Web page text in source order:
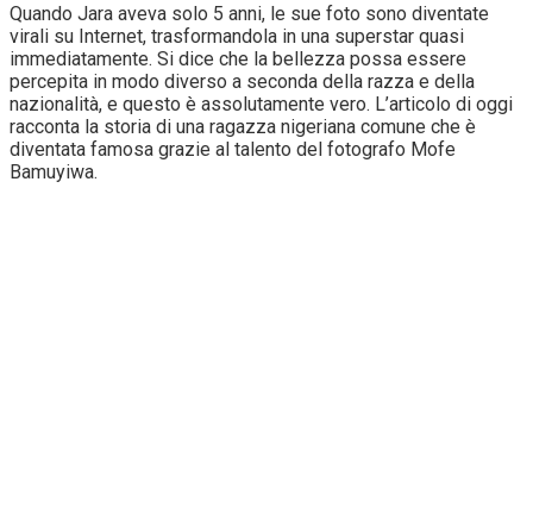
Quando Jara aveva solo 5 anni, le sue foto sono diventate
virali su Internet, trasformandola in una superstar quasi
immediatamente. Si dice che la bellezza possa essere
percepita in modo diverso a seconda della razza e della
nazionalità, e questo è assolutamente vero. L’articolo di oggi
racconta la storia di una ragazza nigeriana comune che è
diventata famosa grazie al talento del fotografo Mofe
Bamuyiwa.